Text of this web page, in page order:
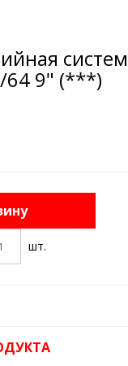
64 9" (***)
шт.